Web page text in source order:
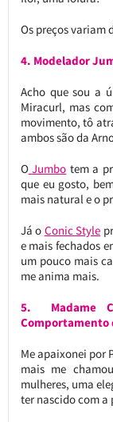
Os preços variam
4. Modelador
Acho que sou a
Miracurl, mas
movimento, tô
ambos são da
OJumbo tem a
que eu gosto,
mais natural e o
Já o Conic Style
e mais fechados
um pouco mais
me anima mais.
5. Madame
Comportamento
Me apaixonei por
mais me
mulheres, uma
ter nascido com a